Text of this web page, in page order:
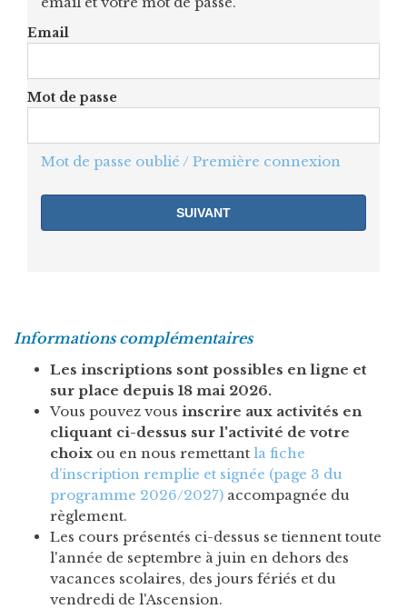
Email
Mot de passe
Mot de passe oublié / Première connexion
Informations complémentaires
Les inscriptions sont possibles en ligne et
sur place depuis 18 mai 2026.
Vous pouvez vous inscrire aux activités en
cliquant ci-dessus sur l'activité de votre
choix ou en nous remettant la fiche
d’inscription remplie et signée (page 3 du
programme 2026/2027) accompagnée du
règlement.
Les cours présentés ci-dessus se tiennent toute
l'année de septembre à juin en dehors des
vacances scolaires, des jours fériés et du
vendredi de l'Ascension.